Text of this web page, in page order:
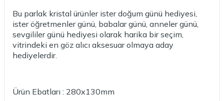
Bu parlak kristal ürünler ister doğum günü hediyesi,
ister öğretmenler günü, babalar günü, anneler günü,
sevgililer günü hediyesi olarak harika bir seçim,
vitrindeki en göz alıcı aksesuar olmaya aday
hediyelerdir.
Ürün Ebatları : 280x130mm